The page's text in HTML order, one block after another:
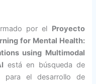
por el Proyecto
for Mental Health:
using Multimodal
está en búsqueda de
para el desarrollo de